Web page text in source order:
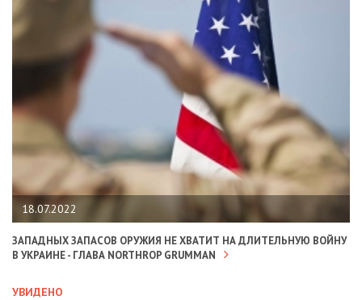
18.07.2022
ЗАПАДНЫХ ЗАПАСОВ ОРУЖИЯ НЕ ХВАТИТ НА ДЛИТЕЛЬНУЮ ВОЙНУ
В УКРАИНЕ - ГЛАВА NORTHROP GRUMMAN
УВИДЕНО